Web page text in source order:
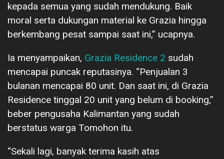
kepada semua yang sudah mendukung. Baik
moral serta dukungan material ke Grazia hingga
berkembang pesat sampai saat ini,” ucapnya.
Ia menyampaikan, Grazia Residence 2 sudah
mencapai puncak reputasinya. “Penjualan 3
bulanan mencapai 80 unit. Dan saat ini, di Grazia
Residence tinggal 20 unit yang belum di booking,”
beber pengusaha Kalimantan yang sudah
berstatus warga Tomohon itu.
“Sekali lagi, banyak terima kasih atas